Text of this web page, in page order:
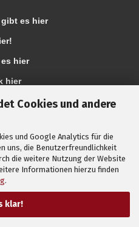
Cookies und andere
und Google Analytics für die
uns, die Benutzerfreundlichkeit
die weitere Nutzung der Website
Informationen hierzu finden
.
klar!
gibt es hier
hier
hier
KI-generierte
der Motive.